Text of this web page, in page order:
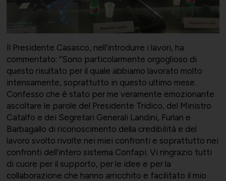
Il Presidente Casasco, nell’introdurre i lavori, ha
commentato: “Sono particolarmente orgoglioso di
questo risultato per il quale abbiamo lavorato molto
intensamente, soprattutto in questo ultimo mese.
Confesso che è stato per me veramente emozionante
ascoltare le parole del Presidente Tridico, del Ministro
Catalfo e dei Segretari Generali Landini, Furlan e
Barbagallo di riconoscimento della credibilità e del
lavoro svolto rivolte nei miei confronti e soprattutto nei
confronti dell’intero sistema Confapi. Vi ringrazio tutti
di cuore per il supporto, per le idee e per la
collaborazione che hanno arricchito e facilitato il mio
Comunicati Stampa
Associarsi
Turismo e Cultura
UNIONSERVIZI
Offerte di lavoro